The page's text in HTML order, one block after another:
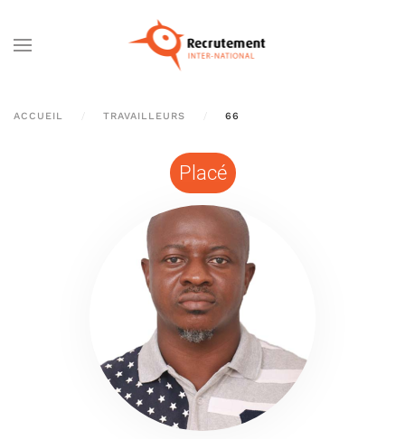
Passer au contenu principal
ACCUEIL TRAVAILLEURS 66
Placé